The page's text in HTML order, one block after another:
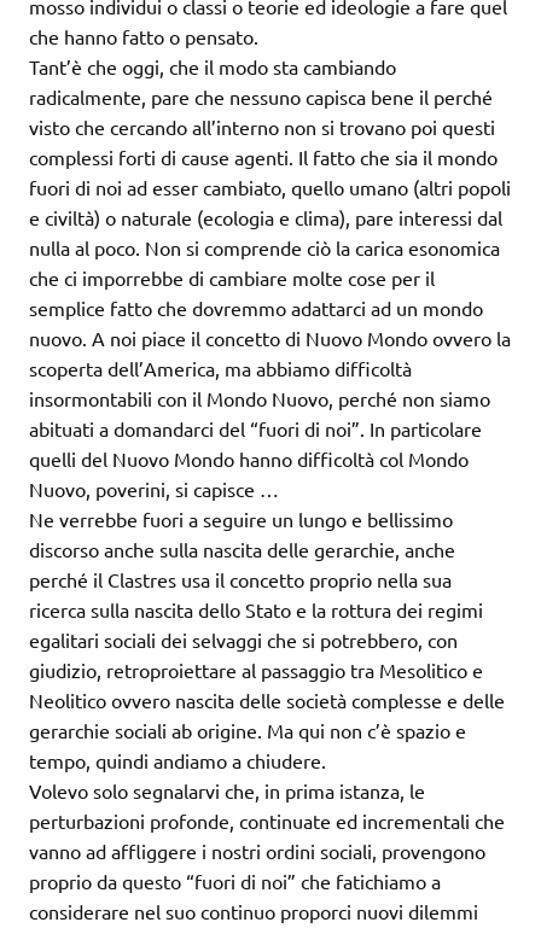
mosso individui o classi o teorie ed ideologie a fare quel
che hanno fatto o pensato.
Tant’è che oggi, che il modo sta cambiando
radicalmente, pare che nessuno capisca bene il perché
visto che cercando all’interno non si trovano poi questi
complessi forti di cause agenti. Il fatto che sia il mondo
fuori di noi ad esser cambiato, quello umano (altri popoli
e civiltà) o naturale (ecologia e clima), pare interessi dal
nulla al poco. Non si comprende ciò la carica esonomica
che ci imporrebbe di cambiare molte cose per il
semplice fatto che dovremmo adattarci ad un mondo
nuovo. A noi piace il concetto di Nuovo Mondo ovvero la
scoperta dell’America, ma abbiamo difficoltà
insormontabili con il Mondo Nuovo, perché non siamo
abituati a domandarci del “fuori di noi”. In particolare
quelli del Nuovo Mondo hanno difficoltà col Mondo
Nuovo, poverini, si capisce …
Ne verrebbe fuori a seguire un lungo e bellissimo
discorso anche sulla nascita delle gerarchie, anche
perché il Clastres usa il concetto proprio nella sua
ricerca sulla nascita dello Stato e la rottura dei regimi
egalitari sociali dei selvaggi che si potrebbero, con
giudizio, retroproiettare al passaggio tra Mesolitico e
Neolitico ovvero nascita delle società complesse e delle
gerarchie sociali ab origine. Ma qui non c’è spazio e
tempo, quindi andiamo a chiudere.
Volevo solo segnalarvi che, in prima istanza, le
perturbazioni profonde, continuate ed incrementali che
vanno ad affliggere i nostri ordini sociali, provengono
proprio da questo “fuori di noi” che fatichiamo a
considerare nel suo continuo proporci nuovi dilemmi